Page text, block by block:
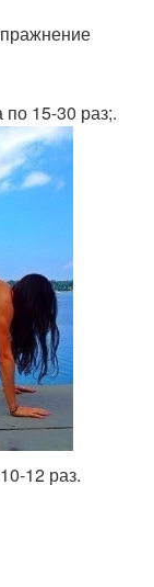
15-30 раз;.
12 раз.